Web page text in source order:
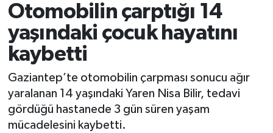
Otomobilin çarptığı 14
yaşındaki çocuk hayatını
kaybetti
Gaziantep’te otomobilin çarpması sonucu ağır
yaralanan 14 yaşındaki Yaren Nisa Bilir, tedavi
gördüğü hastanede 3 gün süren yaşam
mücadelesini kaybetti.
Süper Lig Puan Durumu ve Fikstür
Tüm Manşetler
Son Dakika Haberleri
Haber Arşivi